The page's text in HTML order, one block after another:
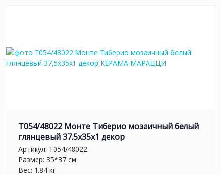
T054/48022 Монте Тиберио мозаичный белый
глянцевый 37,5x35x1 декор
Артикул: T054/48022
Размер: 35*37 см
Вес: 1.84 кг